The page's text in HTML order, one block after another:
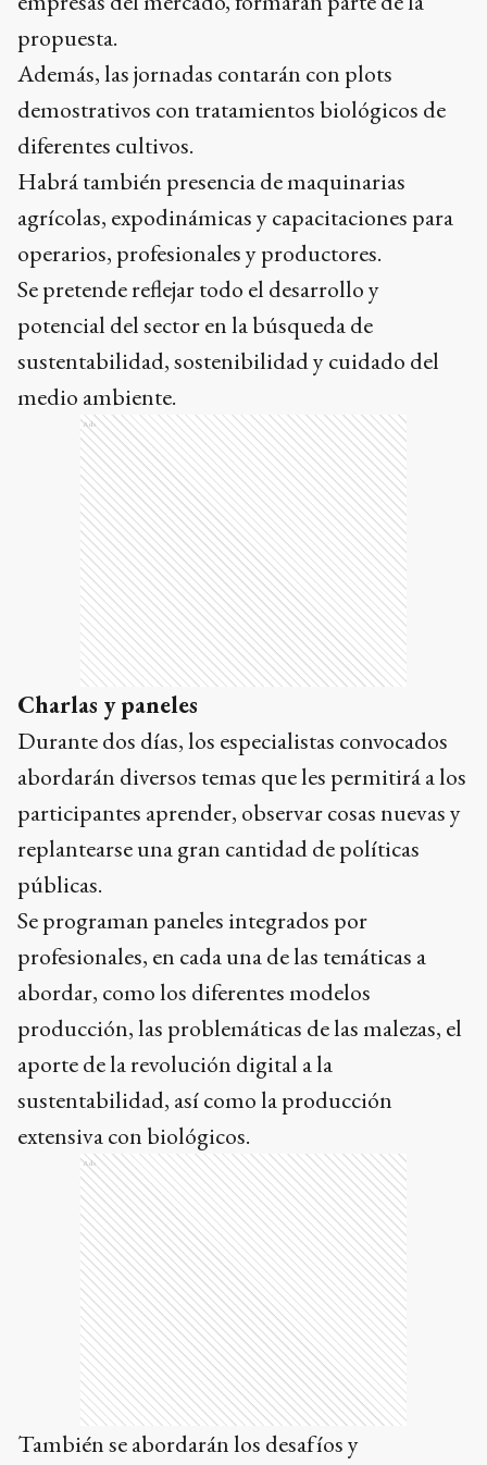
propuesta.
Además, las jornadas contarán con plots
demostrativos con tratamientos biológicos de
diferentes cultivos.
Habrá también presencia de maquinarias
agrícolas, expodinámicas y capacitaciones para
operarios, profesionales y productores.
Se pretende reflejar todo el desarrollo y
potencial del sector en la búsqueda de
sustentabilidad, sostenibilidad y cuidado del
medio ambiente.
Ads
Charlas y paneles
Durante dos días, los especialistas convocados
abordarán diversos temas que les permitirá a los
participantes aprender, observar cosas nuevas y
replantearse una gran cantidad de políticas
públicas.
Se programan paneles integrados por
profesionales, en cada una de las temáticas a
abordar, como los diferentes modelos
producción, las problemáticas de las malezas, el
aporte de la revolución digital a la
sustentabilidad, así como la producción
extensiva con biológicos.
Ads
También se abordarán los desafíos y